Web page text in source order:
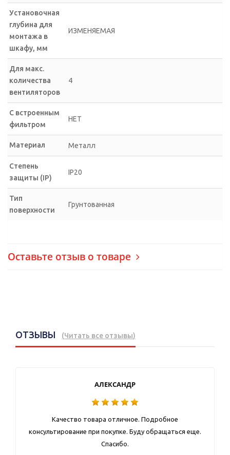
Установочная
глубина для
монтажа в
шкафу, мм
ИЗМЕНЯЕМАЯ
Для макс.
количества
вентиляторов
4
С встроенным
фильтром
НЕТ
Материал Металл
Степень
защиты (IP)
IP20
Тип
поверхности
Грунтованная
Оставьте отзыв о товаре
ОТЗЫВЫ (Читать все отзывы)
АЛЕКСАНДР
Качество товара отличное. Подробное
консультирование при покупке. Буду обращаться еще.
Спасибо.